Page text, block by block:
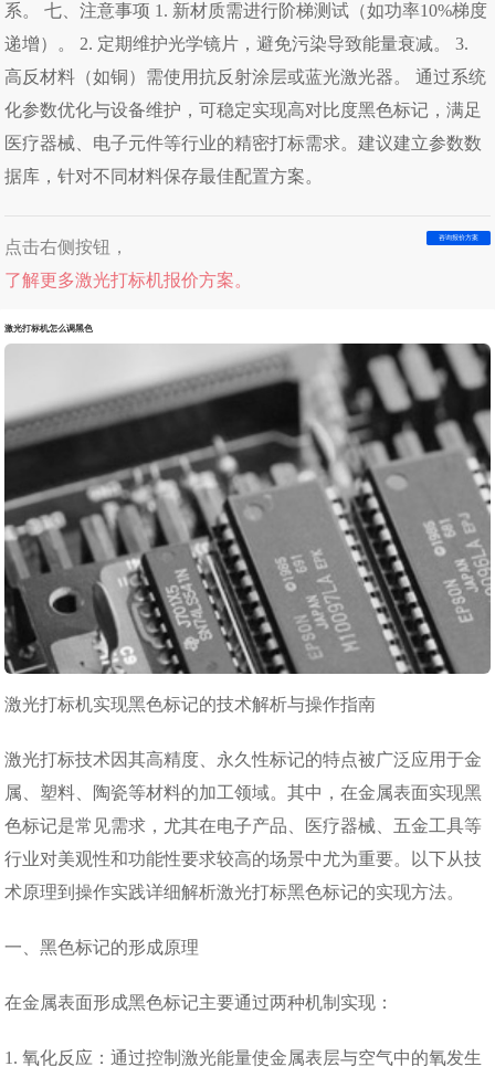
系。 七、注意事项 1. 新材质需进行阶梯测试（如功率10%梯度
递增）。 2. 定期维护光学镜片，避免污染导致能量衰减。 3.
高反材料（如铜）需使用抗反射涂层或蓝光激光器。 通过系统
化参数优化与设备维护，可稳定实现高对比度黑色标记，满足
医疗器械、电子元件等行业的精密打标需求。建议建立参数数
据库，针对不同材料保存最佳配置方案。
点击右侧按钮，
了解更多激光打标机报价方案。
咨询报价方案
激光打标机怎么调黑色
激光打标机实现黑色标记的技术解析与操作指南
激光打标技术因其高精度、永久性标记的特点被广泛应用于金
属、塑料、陶瓷等材料的加工领域。其中，在金属表面实现黑
色标记是常见需求，尤其在电子产品、医疗器械、五金工具等
行业对美观性和功能性要求较高的场景中尤为重要。以下从技
术原理到操作实践详细解析激光打标黑色标记的实现方法。
一、黑色标记的形成原理
在金属表面形成黑色标记主要通过两种机制实现：
1. 氧化反应：通过控制激光能量使金属表层与空气中的氧发生